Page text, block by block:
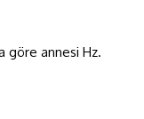
annesi Hz.